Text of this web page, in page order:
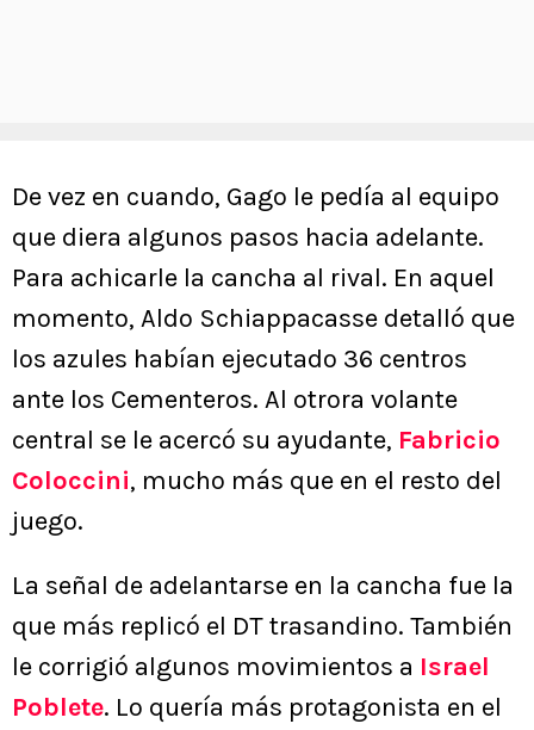
De vez en cuando, Gago le pedía al equipo
que diera algunos pasos hacia adelante.
Para achicarle la cancha al rival. En aquel
momento, Aldo Schiappacasse detalló que
los azules habían ejecutado 36 centros
ante los Cementeros. Al otrora volante
central se le acercó su ayudante, Fabricio
Coloccini, mucho más que en el resto del
juego.
La señal de adelantarse en la cancha fue la
que más replicó el DT trasandino. También
le corrigió algunos movimientos a Israel
Poblete. Lo quería más protagonista en el